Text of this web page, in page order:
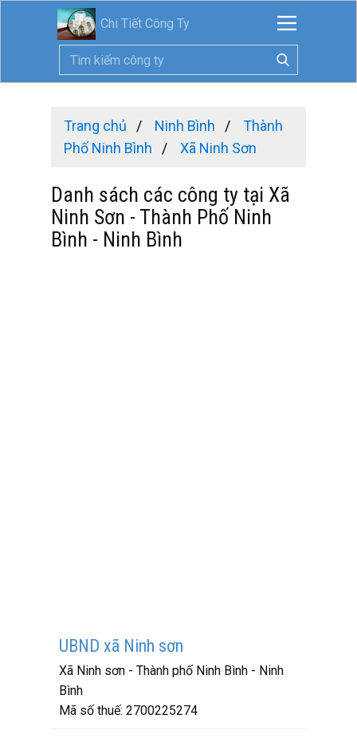
Chi Tiết Công Ty
Trang chủ Ninh Bình
Thành
Phố Ninh Bình
Xã Ninh Sơn
Danh sách các công ty tại Xã
Ninh Sơn - Thành Phố Ninh
Bình - Ninh Bình
UBND xã Ninh sơn
Xã Ninh sơn - Thành phố Ninh Bình - Ninh
Bình
Mã số thuế: 2700225274